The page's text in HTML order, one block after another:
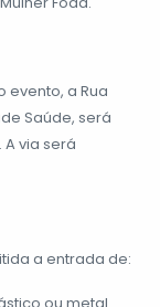
a Rua
Saúde, será
via será
a entrada de:
ou metal